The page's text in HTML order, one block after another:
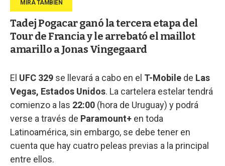
Tadej Pogacar ganó la tercera etapa del
Tour de Francia y le arrebató el maillot
amarillo a Jonas Vingegaard
El UFC 329 se llevará a cabo en el T-Mobile de Las
Vegas, Estados Unidos. La cartelera estelar tendrá
comienzo a las 22:00 (hora de Uruguay) y podrá
verse a través de Paramount+ en toda
Latinoamérica, sin embargo, se debe tener en
cuenta que hay cuatro peleas previas a la principal
entre ellos.